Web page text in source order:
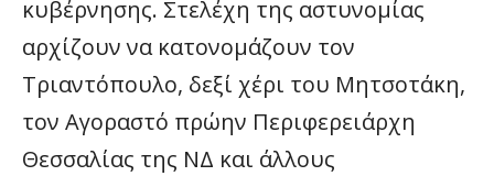
κυβέρνησης. Στελέχη της αστυνομίας
αρχίζουν να κατονομάζουν τον
Τριαντόπουλο, δεξί χέρι του Μητσοτάκη,
τον Αγοραστό πρώην Περιφερειάρχη
Θεσσαλίας της ΝΔ και άλλους